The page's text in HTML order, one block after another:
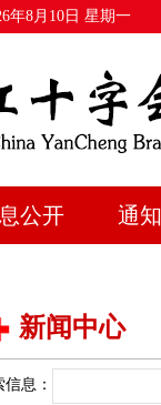
年8月10日 星期一
公开 通
新闻中心
息：